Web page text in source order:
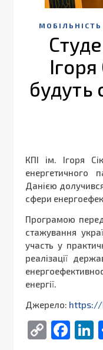
будуть
КПІ ім. Ігоря Сікорського у межах Програми
енергетичного
Данією
сфери
Програмою
стажування
участь у
реалізації
енергії.
Джерело: https://
Copy